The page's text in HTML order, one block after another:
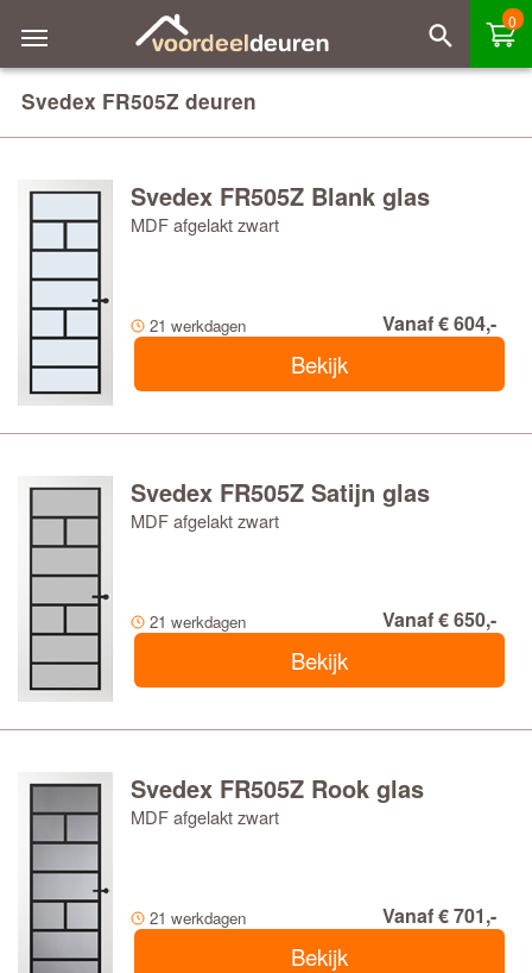
0
Svedex FR505Z deuren
Svedex FR505Z Blank glas
MDF afgelakt zwart
21 werkdagen Vanaf € 604,-
Bekijk
Svedex FR505Z Satijn glas
MDF afgelakt zwart
21 werkdagen Vanaf € 650,-
Bekijk
Svedex FR505Z Rook glas
MDF afgelakt zwart
21 werkdagen Vanaf € 701,-
Bekijk